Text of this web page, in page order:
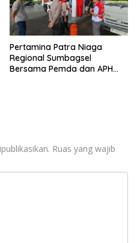
Pertamina Patra Niaga
Regional Sumbagsel
Bersama Pemda dan APH
Ruas yang wajib